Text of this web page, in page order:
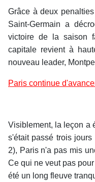
Grâce à deux
Saint-Germain a
victoire de la saison
capitale revient à
nouveau leader,
Paris continue
Visiblement, la leçon a
s'était passé trois
2), Paris n'a pas mis
Ce qui ne veut pas
été un long fleuve